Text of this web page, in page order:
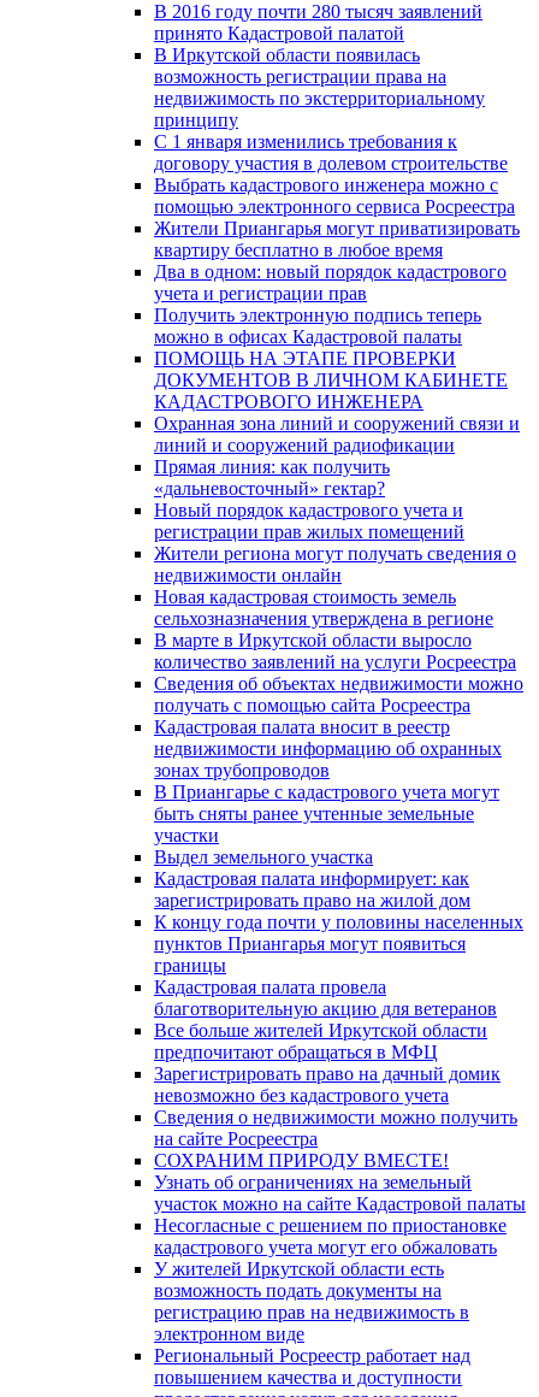
В 2016 году почти 280 тысяч заявлений
принято Кадастровой палатой
В Иркутской области появилась
возможность регистрации права на
недвижимость по экстерриториальному
принципу
C 1 января изменились требования к
договору участия в долевом строительстве
Выбрать кадастрового инженера можно с
помощью электронного сервиса Росреестра
Жители Приангарья могут приватизировать
квартиру бесплатно в любое время
Два в одном: новый порядок кадастрового
учета и регистрации прав
Получить электронную подпись теперь
можно в офисах Кадастровой палаты
ПОМОЩЬ НА ЭТАПЕ ПРОВЕРКИ
ДОКУМЕНТОВ В ЛИЧНОМ КАБИНЕТЕ
КАДАСТРОВОГО ИНЖЕНЕРА
Охранная зона линий и сооружений связи и
линий и сооружений радиофикации
Прямая линия: как получить
«дальневосточный» гектар?
Новый порядок кадастрового учета и
регистрации прав жилых помещений
Жители региона могут получать сведения о
недвижимости онлайн
Новая кадастровая стоимость земель
сельхозназначения утверждена в регионе
В марте в Иркутской области выросло
количество заявлений на услуги Росреестра
Сведения об объектах недвижимости можно
получать с помощью сайта Росреестра
Кадастровая палата вносит в реестр
недвижимости информацию об охранных
зонах трубопроводов
В Приангарье с кадастрового учета могут
быть сняты ранее учтенные земельные
участки
Выдел земельного участка
Кадастровая палата информирует: как
зарегистрировать право на жилой дом
К концу года почти у половины населенных
пунктов Приангарья могут появиться
границы
Кадастровая палата провела
благотворительную акцию для ветеранов
Все больше жителей Иркутской области
предпочитают обращаться в МФЦ
Зарегистрировать право на дачный домик
невозможно без кадастрового учета
Сведения о недвижимости можно получить
на сайте Росреестра
СОХРАНИМ ПРИРОДУ ВМЕСТЕ!
Узнать об ограничениях на земельный
участок можно на сайте Кадастровой палаты
Несогласные с решением по приостановке
кадастрового учета могут его обжаловать
У жителей Иркутской области есть
возможность подать документы на
регистрацию прав на недвижимость в
электронном виде
Региональный Росреестр работает над
повышением качества и доступности